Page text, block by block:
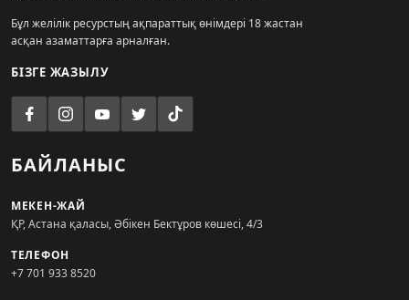
Бұл желілік ресурстың ақпараттық өнімдері 18 жастан
асқан азаматтарға арналған.
БІЗГЕ ЖАЗЫЛУ
БАЙЛАНЫС
МЕКЕН-ЖАЙ
ҚР, Астана қаласы, Әбікен Бектұров көшесі, 4/3
ТЕЛЕФОН
+7 701 933 8520